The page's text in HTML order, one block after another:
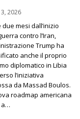
2026
due mesi dall’inizio
contro l’Iran,
Trump ha
anche il proprio
diplomatico in Libia
l’iniziativa
da Massad Boulos.
roadmap americana
a…